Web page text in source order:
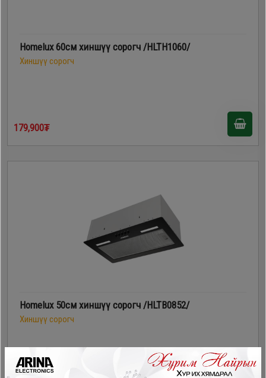
Homelux 60см хиншүү сорогч /HLTH1060/
Хиншүү сорогч
179,900₮
Homelux 50см хиншүү сорогч /HLTB0852/
Хиншүү сорогч